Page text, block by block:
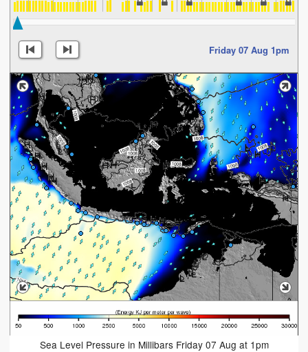
Friday 07 Aug 1pm
Sea Level Pressure in Millibars Friday 07 Aug at 1pm